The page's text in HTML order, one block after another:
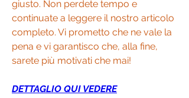
giusto. Non perdete tempo e
continuate a leggere il nostro articolo
completo. Vi prometto che ne vale la
pena e vi garantisco che, alla fine,
sarete più motivati che mai!
DETTAGLIO QUI VEDERE